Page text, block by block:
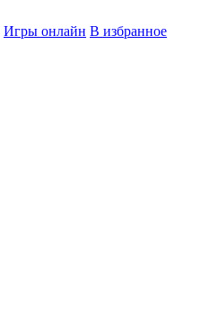
Игры онлайн В избранное